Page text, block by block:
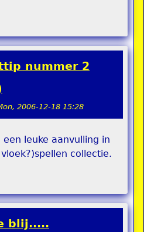
nummer 2
2006-12-18 15:28
leuke aanvulling in
collectie.
blij.....